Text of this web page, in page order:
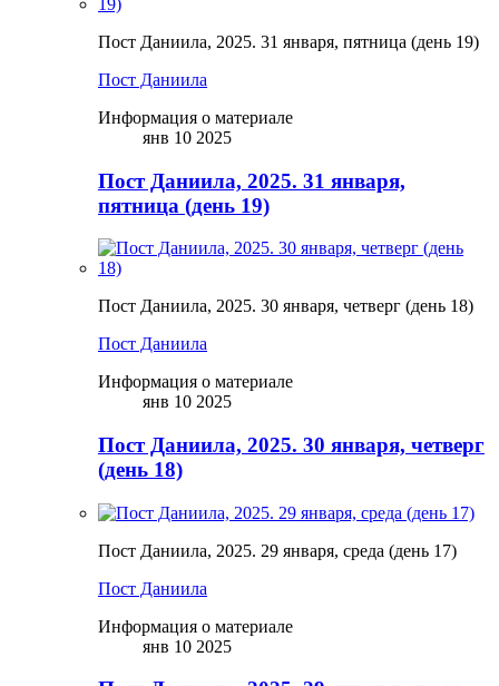
Пост Даниила, 2025. 31 января, пятница (день 19)
Пост Даниила
Информация о материале
янв 10 2025
Пост Даниила, 2025. 31 января,
пятница (день 19)
Пост Даниила, 2025. 30 января, четверг (день 18)
Пост Даниила
Информация о материале
янв 10 2025
Пост Даниила, 2025. 30 января, четверг
(день 18)
Пост Даниила, 2025. 29 января, среда (день 17)
Пост Даниила
Информация о материале
янв 10 2025